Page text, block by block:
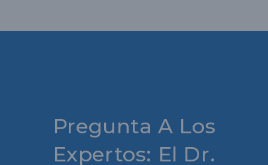
Pregunta A Los
Expertos: El Dr.